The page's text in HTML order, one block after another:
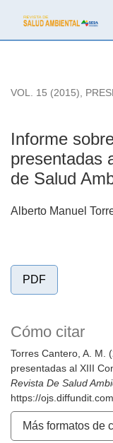
Informe sobre las
VOL. 15 (2015),
Informe
presentadas
de Salud
Alberto Manuel
PDF
Cómo citar
Torres Cantero, A. M.
presentadas al XIII
Revista De Salud
https://
Más formatos de